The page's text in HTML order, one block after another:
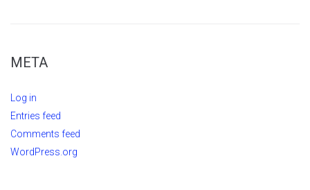
META
Log in
Entries feed
Comments feed
WordPress.org